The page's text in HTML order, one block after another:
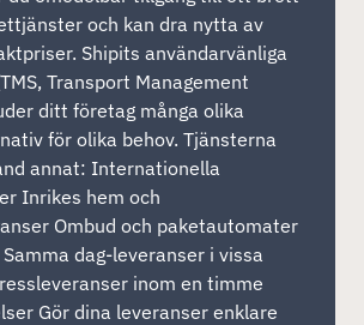
och kan dra nytta av
Shipits användarvänliga
Transport Management
ditt företag många olika
för olika behov. Tjänsterna
annat: Internationella
Inrikes hem och
Ombud och paketautomater
dag-leveranser i vissa
inom en timme
Gör dina leveranser enklare